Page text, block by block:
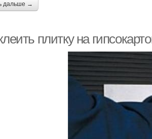
дальше →
плитку на